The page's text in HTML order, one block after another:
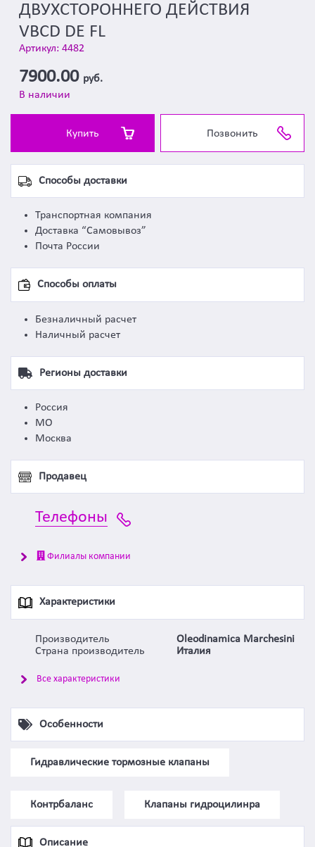
ДВУХСТОРОННЕГО ДЕЙСТВИЯ
VBCD DE FL
Артикул: 4482
7900.00 руб.
В наличии
Купить Позвонить
Способы доставки
Транспортная компания
Доставка “Самовывоз”
Почта России
Способы оплаты
Безналичный расчет
Наличный расчет
Регионы доставки
Россия
МО
Москва
Продавец
Телефоны
Филиалы компании
Характеристики
Производитель
Oleodinamica Marchesini
Страна производитель
Италия
Все характеристики
Особенности
Гидравлические тормозные клапаны
Контрбаланс Клапаны гидроцилинра
Описание